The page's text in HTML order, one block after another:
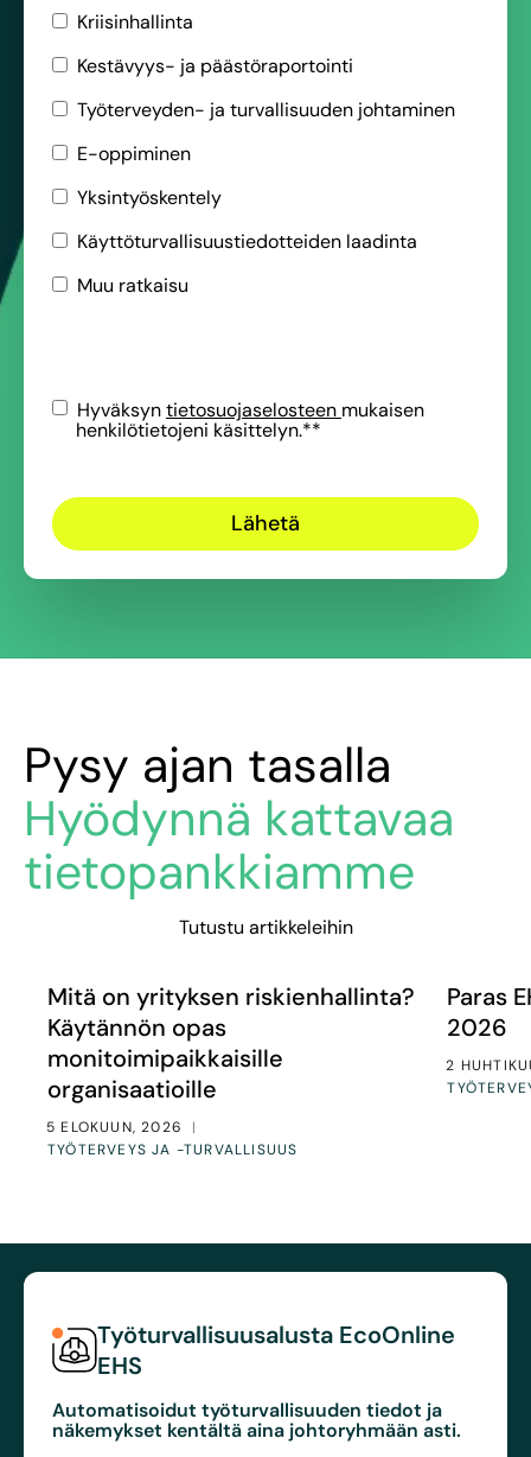
Kriisinhallinta
Kestävyys- ja päästöraportointi
Työterveyden- ja turvallisuuden johtaminen
E-oppiminen
Yksintyöskentely
Käyttöturvallisuustiedotteiden laadinta
Muu ratkaisu
Hyväksyn tietosuojaselosteen mukaisen
henkilötietojeni käsittelyn.**
Pysy ajan tasalla
Hyödynnä kattavaa
tietopankkiamme
Tutustu artikkeleihin
Artikkelit
Mitä on yrityksen riskienhallinta?
Käytännön opas
monitoimipaikkaisille
organisaatioille
5 ELOKUUN, 2026
|
TYÖTERVEYS JA -TURVALLISUUS
Paras
2026
2
Työturvallisuusalusta EcoOnline
EHS
Automatisoidut työturvallisuuden tiedot ja
näkemykset kentältä aina johtoryhmään asti.